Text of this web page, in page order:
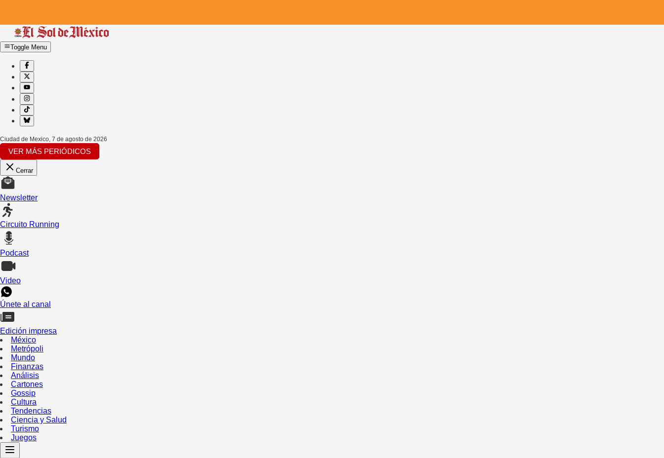
Toggle Menu
Ciudad de Mexico, 7 de agosto de 2026
VER MÁS PERIÓDICOS
Cerrar
Newsletter
Circuito Running
Podcast
Video
Únete al canal
Edición impresa
México
Metrópoli
Mundo
Finanzas
Análisis
Cartones
Gossip
Cultura
Tendencias
Ciencia y Salud
Turismo
Juegos